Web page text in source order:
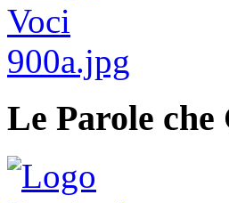
Le Parole che